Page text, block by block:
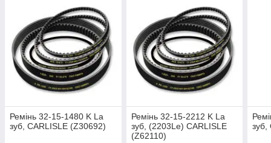
Ремінь 32-15-1480 K La
зуб, CARLISLE (Z30692)
Ремінь 32-15-2212 K La
зуб, (2203Le) CARLISLE
(Z62110)
зуб,